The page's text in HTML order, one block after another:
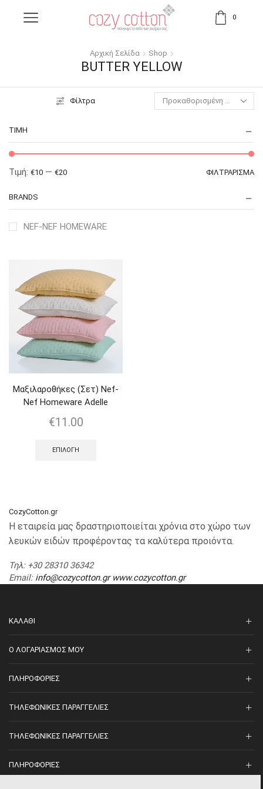
0
Αρχική Σελίδα Shop
BUTTER YELLOW
Φίλτρα
ΤΙΜΉ
ΦΙΛΤΡΆΡΙΣΜΑ
Τιμή: €10 — €20
BRANDS
NEF-NEF HOMEWARE
Μαξιλαροθήκες (Σετ) Nef-
Nef Homeware Adelle
€11.00
ΕΠΙΛΟΓΉ
CozyCotton.gr
Η εταιρεία μας δραστηριοποιείται χρόνια στο χώρο των
λευκών ειδών προφέροντας τα καλύτερα προιόντα.
Τηλ: +30 28310 36342
Email: info@cozycotton.gr www.cozycotton.gr
ΚΑΛΆΘΙ
O ΛΟΓΑΡΙΑΣΜΌΣ ΜΟΥ
ΠΛΗΡΟΦΟΡΊΕΣ
ΤΗΛΕΦΩΝΙΚΈΣ ΠΑΡΑΓΓΕΛΊΕΣ
ΤΗΛΕΦΩΝΙΚΈΣ ΠΑΡΑΓΓΕΛΊΕΣ
ΠΛΗΡΟΦΟΡΊΕΣ